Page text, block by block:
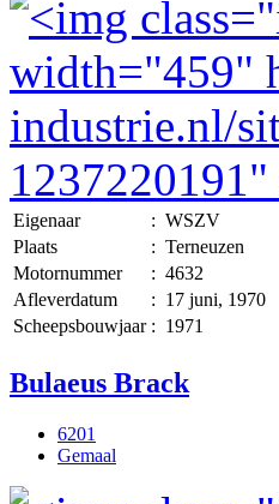
Eigenaar : WSZV
Plaats
: Terneuzen
Motornummer
: 4632
Afleverdatum
: 17 juni, 1970
Scheepsbouwjaar : 1971
Bulaeus Brack
6201
Gemaal